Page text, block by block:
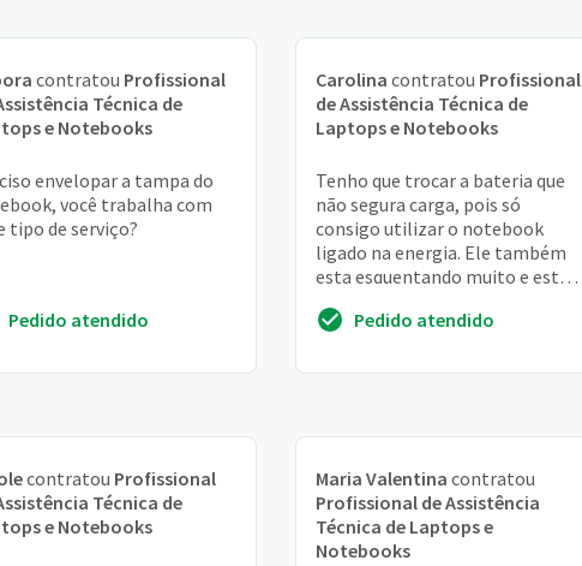
contratou Profissional
Técnica de
e Notebooks
envelopar a tampa do
você trabalha com
tipo de serviço?
Pedido atendido
Carolina contratou Profissional
de Assistência Técnica de
Laptops e Notebooks
Tenho que trocar a bateria que
não segura carga, pois só
consigo utilizar o notebook
ligado na energia. Ele também
esta esquentando muito e está
Pedido atendido
contratou Profissional
Técnica de
e Notebooks
Maria Valentina contratou
Profissional de Assistência
Técnica de Laptops e
Notebooks